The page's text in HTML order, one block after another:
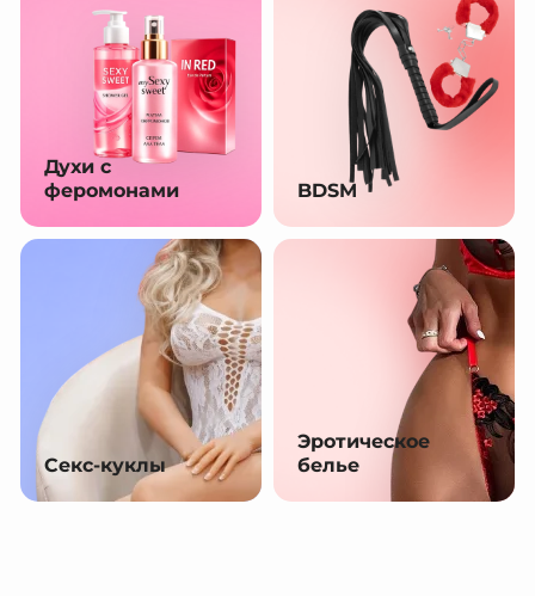
Духи с
феромонами
BDSM
Секс-куклы
Эротическое
белье